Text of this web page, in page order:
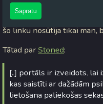
Sapratu
Nav ne jausmas, kāpēc
šo linku nosūtīja tikai man,
Tātad parStoned:
[..] portāls ir izveidots, lai
kas saistīti ar dažādām
lietošana paliekošas